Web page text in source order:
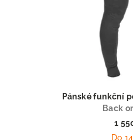
Pánské funkční
Back
1
Do